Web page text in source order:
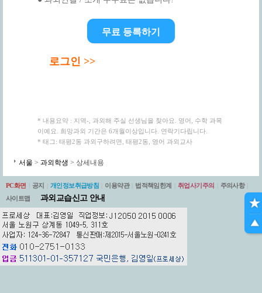
무료 등록하기
로그인 >>
* 내용요약 : 지역-, 과외해 주실 선생님을 찾아요. 영어, 수학 과목
이예요. 희망과외 기간은 6개월이상입니다. 연락기다립니다.
* 태그: 태평2동 과외구하려면, 태평2동, 영어 과외교사
서울 > 과외학생 > 상세내용
PC화면 공지 개인정보취급방침 이용약관 법적책임한계 취업사기주의 주의사항
사이트맵
과외교습신고 안내